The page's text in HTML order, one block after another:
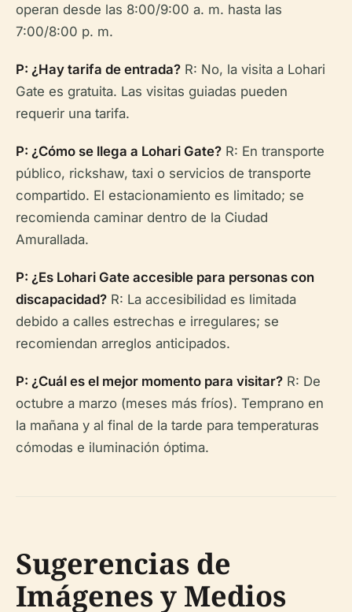
operan desde las 8:00/9:00 a. m. hasta las
7:00/8:00 p. m.
P: ¿Hay tarifa de entrada? R: No, la visita a Lohari
Gate es gratuita. Las visitas guiadas pueden
requerir una tarifa.
P: ¿Cómo se llega a Lohari Gate? R: En transporte
público, rickshaw, taxi o servicios de transporte
compartido. El estacionamiento es limitado; se
recomienda caminar dentro de la Ciudad
Amurallada.
P: ¿Es Lohari Gate accesible para personas con
discapacidad? R: La accesibilidad es limitada
debido a calles estrechas e irregulares; se
recomiendan arreglos anticipados.
P: ¿Cuál es el mejor momento para visitar? R: De
octubre a marzo (meses más fríos). Temprano en
la mañana y al final de la tarde para temperaturas
cómodas e iluminación óptima.
Sugerencias de
Imágenes y Medios